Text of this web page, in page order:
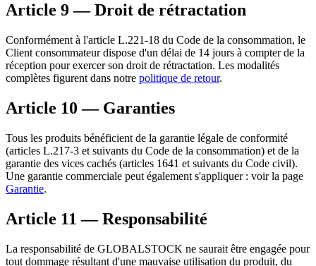
Article 9 — Droit de rétractation
Conformément à l'article L.221-18 du Code de la consommation, le
Client consommateur dispose d'un délai de 14 jours à compter de la
réception pour exercer son droit de rétractation. Les modalités
complètes figurent dans notre politique de retour.
Article 10 — Garanties
Tous les produits bénéficient de la garantie légale de conformité
(articles L.217-3 et suivants du Code de la consommation) et de la
garantie des vices cachés (articles 1641 et suivants du Code civil).
Une garantie commerciale peut également s'appliquer : voir la page
Garantie.
Article 11 — Responsabilité
La responsabilité de GLOBALSTOCK ne saurait être engagée pour
tout dommage résultant d'une mauvaise utilisation du produit, du